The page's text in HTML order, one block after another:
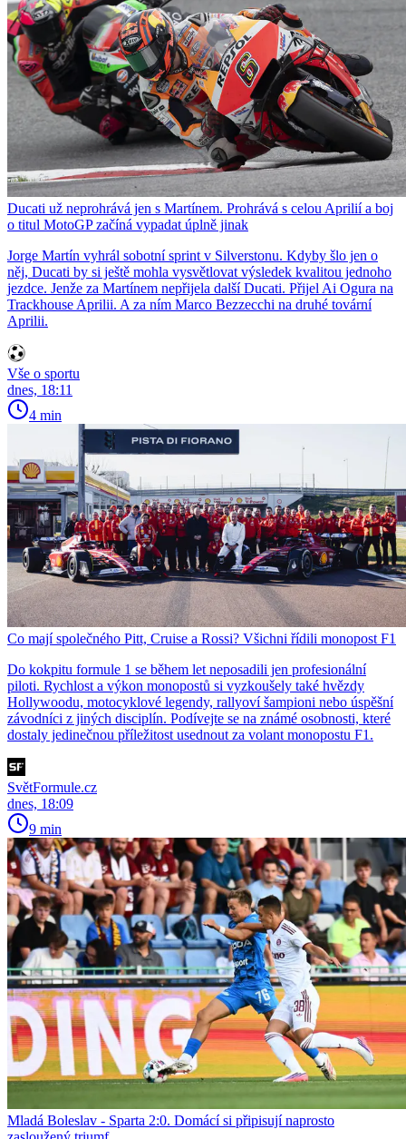
Ducati už neprohrává jen s Martínem. Prohrává s celou Aprilií a boj
o titul MotoGP začíná vypadat úplně jinak
Jorge Martín vyhrál sobotní sprint v Silverstonu. Kdyby šlo jen o
něj, Ducati by si ještě mohla vysvětlovat výsledek kvalitou jednoho
jezdce. Jenže za Martínem nepřijela další Ducati. Přijel Ai Ogura na
Trackhouse Aprilii. A za ním Marco Bezzecchi na druhé tovární
Aprilii.
Vše o sportu
dnes, 18:11
4 min
Co mají společného Pitt, Cruise a Rossi? Všichni řídili monopost F1
Do kokpitu formule 1 se během let neposadili jen profesionální
piloti. Rychlost a výkon monopostů si vyzkoušely také hvězdy
Hollywoodu, motocyklové legendy, rallyoví šampioni nebo úspěšní
závodníci z jiných disciplín. Podívejte se na známé osobnosti, které
dostaly jedinečnou příležitost usednout za volant monopostu F1.
SvětFormule.cz
dnes, 18:09
9 min
Mladá Boleslav - Sparta 2:0. Domácí si připisují naprosto